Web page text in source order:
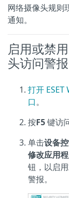
网络摄像头规则
通知。
启用或禁
头访问警报
打开
口。
按F5键访
单击设备
修改应用
钮，以启
警报。